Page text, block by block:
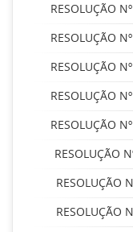
RESOLUÇÃO
RESOLUÇÃO
RESOLUÇÃO
RESOLUÇÃO
RESOLUÇÃO
RESOLUÇÃO
RESOLUÇÃO
RESOLUÇÃO